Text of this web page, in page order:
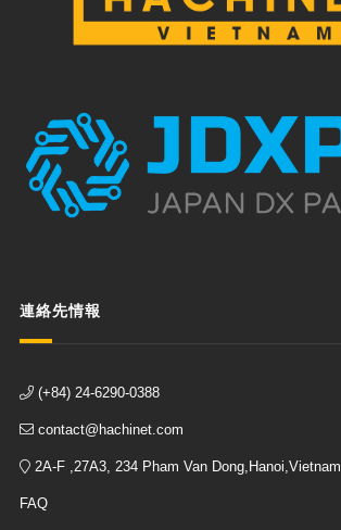
連絡先情報
(+84) 24-6290-0388
contact@hachinet.com
2A-F ,27A3, 234 Pham Van Dong,Hanoi,Vietnam
FAQ